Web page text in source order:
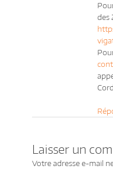
des
Laisser un
Votre adresse e-mail